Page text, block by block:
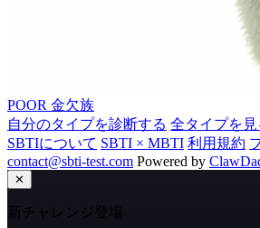
POOR 金欠族
自分のタイプを診断する 全タイプを見
SBTIについて SBTI × MBTI 利用規約
contact@sbti-test.com Powered by
✕
新チャレンジ登場